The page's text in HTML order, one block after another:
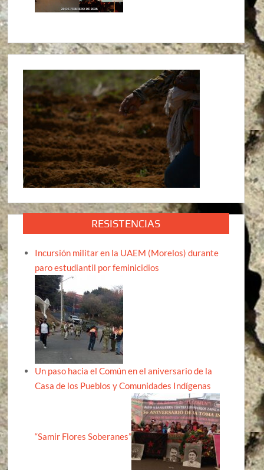
RESISTENCIAS
Incursión militar en la UAEM (Morelos) durante
paro estudiantil por feminicidios
Un paso hacia el Común en el aniversario de la
Casa de los Pueblos y Comunidades Indígenas
“Samir Flores Soberanes”